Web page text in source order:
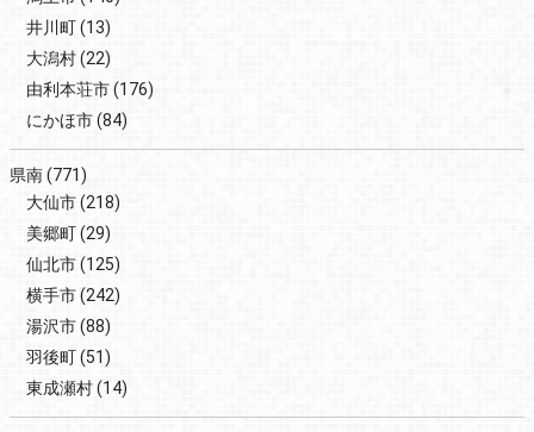
井川町(13)
大潟村(22)
由利本荘市(176)
にかほ市(84)
県南(771)
大仙市(218)
美郷町(29)
仙北市(125)
横手市(242)
湯沢市(88)
羽後町(51)
東成瀬村(14)